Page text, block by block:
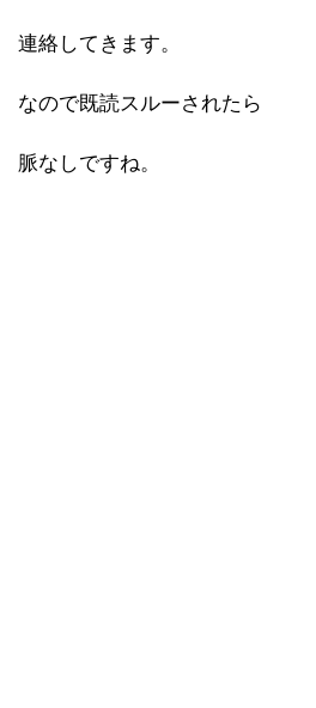
連絡してきます。
なので既読スルーされたら
脈なしですね。